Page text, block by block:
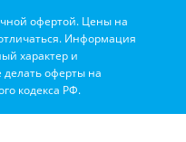
офертой. Цены на
Информация
характер и
делать оферты на
кодекса РФ.